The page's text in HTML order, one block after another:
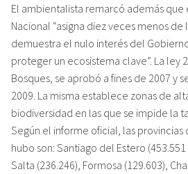
El ambientalista remarcó además que
Nacional “asigna diez veces menos
demuestra el nulo interés del
proteger un ecosistema clave”. La ley
Bosques, se aprobó a fines de 2007 y
2009. La misma establece zonas de
biodiversidad en las que se impide la
Según el informe oficial, las
hubo son: Santiago del Estero
Salta (236.246), Formosa (129.603),